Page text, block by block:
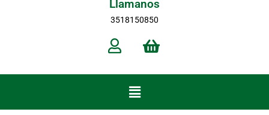
Llamanos
3518150850